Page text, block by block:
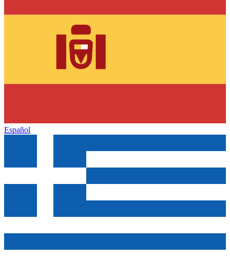
Español